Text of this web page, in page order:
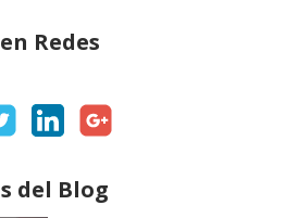
Redes
del Blog